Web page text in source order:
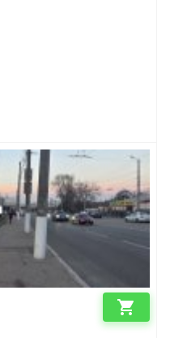
shopping_cart